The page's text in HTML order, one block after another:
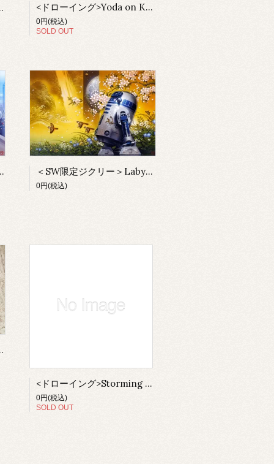
（額付） <ドローイング>Yoda on Kashyyyk (Revenge of the Sith)（額付）
0円(税込)
SOLD OUT
City (額付） ＜SW限定ジクリー＞Labyrinth (額付）
0円(税込)
（額付）
<ドローイング>Storming Troopers（額付き）
0円(税込)
SOLD OUT